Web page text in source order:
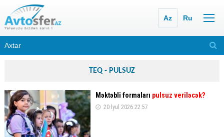
Az Ru
TEQ - PULSUZ
Məktəbli formaları pulsuz veriləcək?
20 İyul 2026 22:57